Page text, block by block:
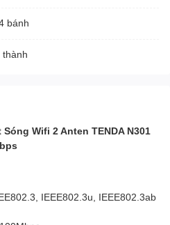
bánh
Wifi 2 Anten TENDA N301
IEEE802.3u, IEEE802.3ab